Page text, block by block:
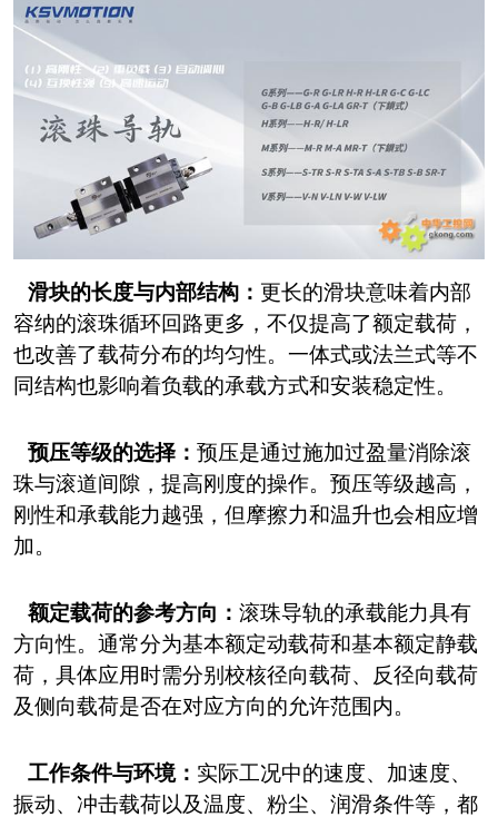
滑块的长度与内部结构： 更长的滑块意味着内部
容纳的滚珠循环回路更多，不仅提高了额定载荷，
也改善了载荷分布的均匀性。一体式或法兰式等不
同结构也影响着负载的承载方式和安装稳定性。
预压等级的选择：预压是通过施加过盈量消除滚
珠与滚道间隙，提高刚度的操作。预压等级越高，
刚性和承载能力越强，但摩擦力和温升也会相应增
加。
额定载荷的参考方向：滚珠导轨的承载能力具有
方向性。通常分为基本额定动载荷和基本额定静载
荷，具体应用时需分别校核径向载荷、反径向载荷
及侧向载荷是否在对应方向的允许范围内。
工作条件与环境： 实际工况中的速度、加速度、
振动、冲击载荷以及温度、粉尘、润滑条件等，都